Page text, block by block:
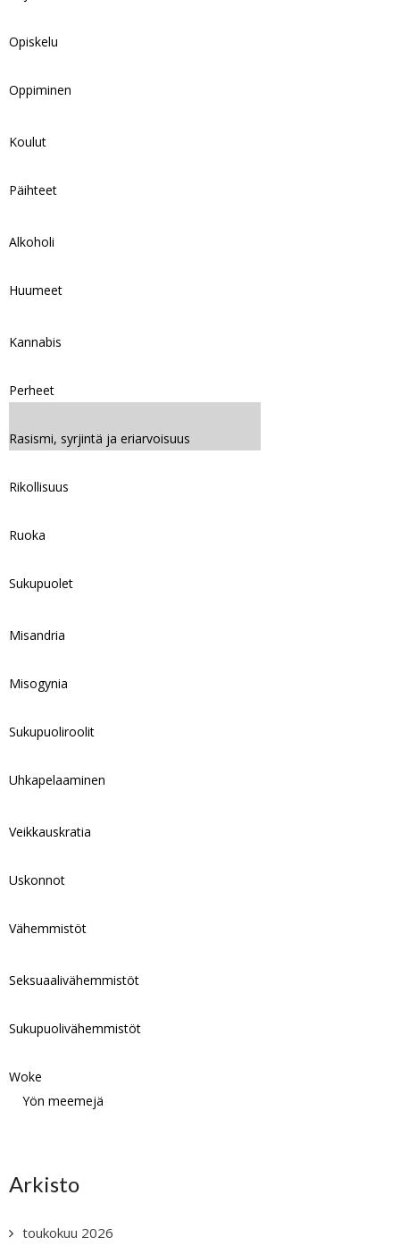
Opiskelu
Oppiminen
Koulut
Päihteet
Alkoholi
Huumeet
Kannabis
Perheet
Rasismi, syrjintä ja eriarvoisuus
Rikollisuus
Ruoka
Sukupuolet
Misandria
Misogynia
Sukupuoliroolit
Uhkapelaaminen
Veikkauskratia
Uskonnot
Vähemmistöt
Seksuaalivähemmistöt
Sukupuolivähemmistöt
Woke
Yön meemejä
Arkisto
toukokuu 2026